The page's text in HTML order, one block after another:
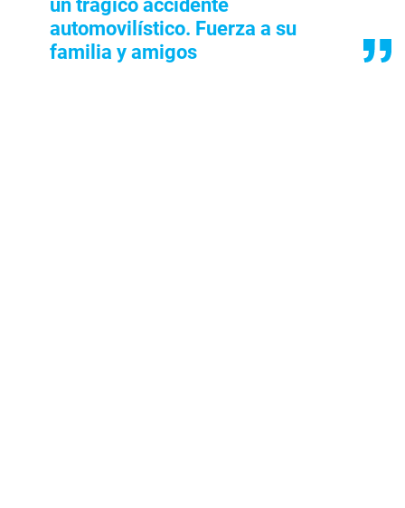
un trágico accidente
automovilístico. Fuerza a su
familia y amigos